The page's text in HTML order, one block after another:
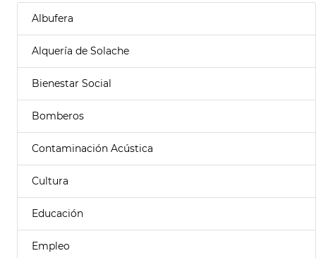
Albufera
Alquería de Solache
Bienestar Social
Bomberos
Contaminación Acústica
Cultura
Educación
Empleo